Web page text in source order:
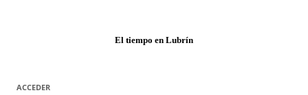
El tiempo en Lubrín
ACCEDER